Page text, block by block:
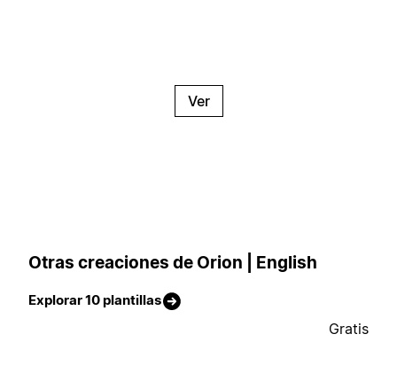
Ver
Otras creaciones de Orion | English
Explorar 10 plantillas
Gratis